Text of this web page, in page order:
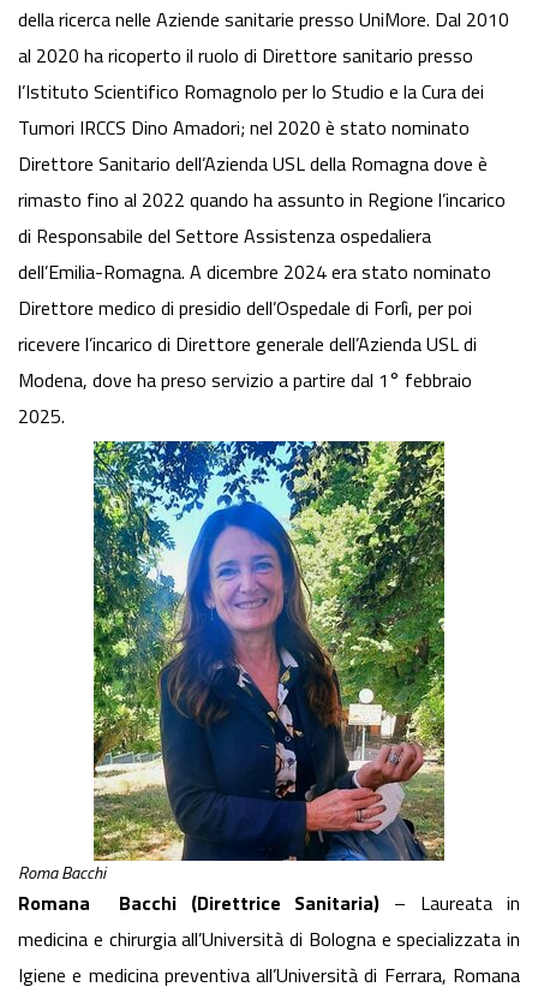
della ricerca nelle Aziende sanitarie presso UniMore. Dal 2010
al 2020 ha ricoperto il ruolo di Direttore sanitario presso
l’Istituto Scientifico Romagnolo per lo Studio e la Cura dei
Tumori IRCCS Dino Amadori; nel 2020 è stato nominato
Direttore Sanitario dell’Azienda USL della Romagna dove è
rimasto fino al 2022 quando ha assunto in Regione l’incarico
di Responsabile del Settore Assistenza ospedaliera
dell’Emilia-Romagna. A dicembre 2024 era stato nominato
Direttore medico di presidio dell’Ospedale di Forlì, per poi
ricevere l’incarico di Direttore generale dell’Azienda USL di
Modena, dove ha preso servizio a partire dal 1° febbraio
2025.
Roma Bacchi
Romana Bacchi (Direttrice Sanitaria) – Laureata in
medicina e chirurgia all’Università di Bologna e specializzata in
Igiene e medicina preventiva all’Università di Ferrara, Romana